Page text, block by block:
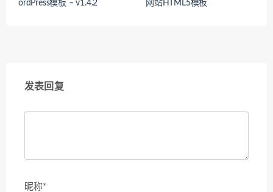
ordPress模板 – v1.4.2
网站HTML5模板
发表回复
昵称*